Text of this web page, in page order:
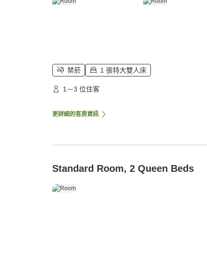
禁菸 1 張特大雙人床
1－3 位住客
更詳細的客房資訊
Standard Room, 2 Queen Beds